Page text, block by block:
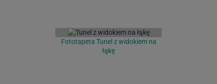
Fototapeta Tunel z widokiem na
łąkę